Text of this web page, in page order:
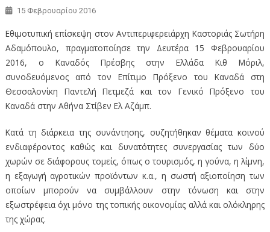
15 Φεβρουαρίου 2016
Εθιμοτυπική επίσκεψη στον Αντιπεριφερειάρχη Καστοριάς Σωτήρη
Αδαμόπουλο, πραγματοποίησε την Δευτέρα 15 Φεβρουαρίου
2016, ο Καναδός Πρέσβης στην Ελλάδα Κιθ Μόριλ,
συνοδευόμενος από τον Επίτιμο Πρόξενο του Καναδά στη
Θεσσαλονίκη Παντελή Πετμεζά και τον Γενικό Πρόξενο του
Καναδά στην Αθήνα Στίβεν Ελ Αζάμπ.
Κατά τη διάρκεια της συνάντησης, συζητήθηκαν θέματα κοινού
ενδιαφέροντος καθώς και δυνατότητες συνεργασίας των δύο
χωρών σε διάφορους τομείς, όπως ο τουρισμός, η γούνα, η λίμνη,
η εξαγωγή αγροτικών προϊόντων κ.α., η σωστή αξιοποίηση των
οποίων μπορούν να συμβάλλουν στην τόνωση και στην
εξωστρέφεια όχι μόνο της τοπικής οικονομίας αλλά και ολόκληρης
της χώρας.